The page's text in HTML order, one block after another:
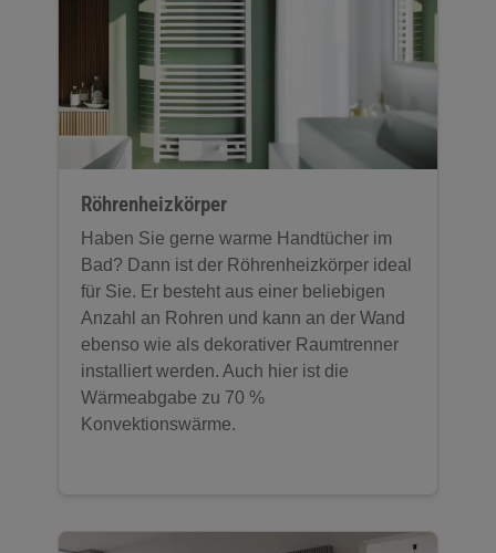
Röhrenheizkörper
Haben Sie gerne warme Handtücher im
Bad? Dann ist der Röhrenheizkörper ideal
für Sie. Er besteht aus einer beliebigen
Anzahl an Rohren und kann an der Wand
ebenso wie als dekorativer Raumtrenner
installiert werden. Auch hier ist die
Wärmeabgabe zu 70 %
Konvektionswärme.